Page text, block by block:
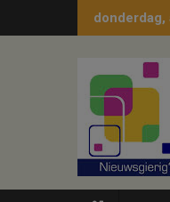
naar
donderdag,